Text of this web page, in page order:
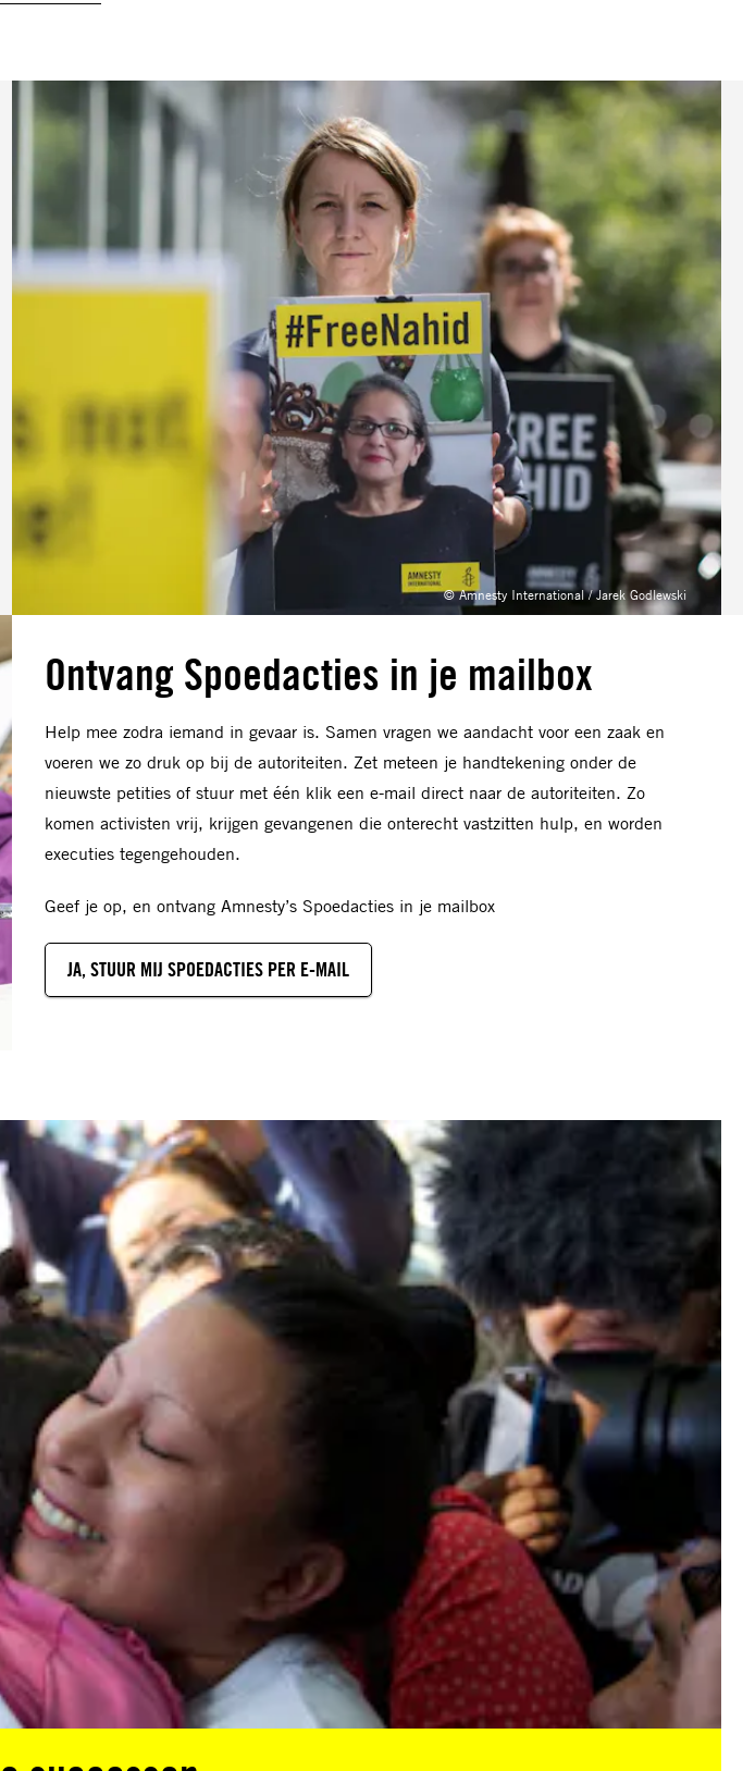
© Amnesty International / Jarek Godlewski
Ontvang Spoedacties in je mailbox
Help mee zodra iemand in gevaar is. Samen vragen we aandacht voor een zaak en
voeren we zo druk op bij de autoriteiten. Zet meteen je handtekening onder de
nieuwste petities of stuur met één klik een e-mail direct naar de autoriteiten. Zo
komen activisten vrij, krijgen gevangenen die onterecht vastzitten hulp, en worden
executies tegengehouden.
Geef je op, en ontvang Amnesty’s Spoedacties in je mailbox
JA, STUUR MIJ SPOEDACTIES PER E-MAIL